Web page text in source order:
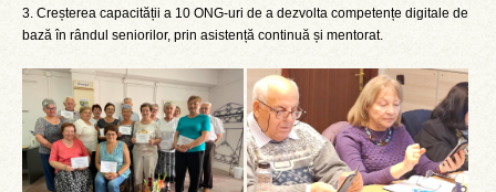
3. Creșterea capacității a 10 ONG-uri de a dezvolta competențe digitale de
bază în rândul seniorilor, prin asistență continuă și mentorat.